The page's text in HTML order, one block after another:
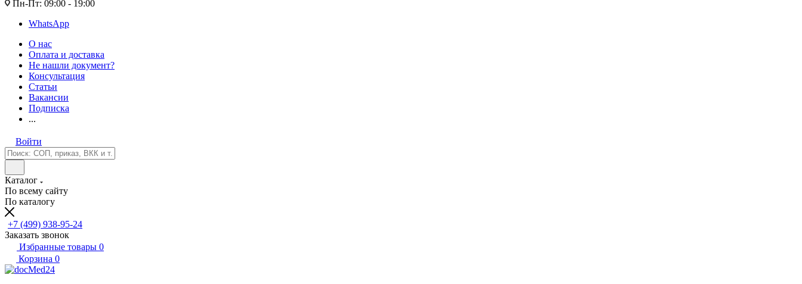
Пн-Пт: 09:00 - 19:00
WhatsApp
О нас
Оплата и доставка
Не нашли документ?
Консультация
Статьи
Вакансии
Подписка
...
Войти
Каталог
По всему сайту
По каталогу
+7 (499) 938-95-24
Заказать звонок
Избранные товары 0
Корзина 0